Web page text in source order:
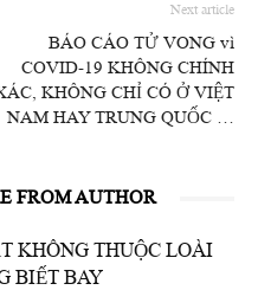
Next article
BÁO CÁO TỬ VONG vì
COVID-19 KHÔNG CHÍNH
KHÔNG CHỈ CÓ Ở VIỆT
NAM HAY TRUNG QUỐC …
FROM AUTHOR
KHÔNG THUỘC LOÀI
BIẾT BAY